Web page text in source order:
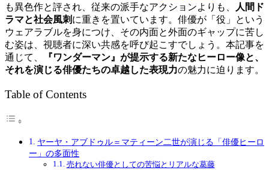
も異色作と評され、従来の派手なアクションよりも、
人間ド
ラマと社会風刺 に重きを置いています。俳優が「役」という
ウェアラブルを身につけ、その内面と外面のギャップに苦し
む姿は、視聴者に深い共感を呼び起こすでしょう。本記事を
通じて、
『ワンダーマン』が提示する新たなヒーロー像と、
それを演じる俳優たちの卓越した表現力の魅力に迫ります。
Table of Contents
ヤーヤ・アブドゥル＝マティーン二世が演じる「俳優ヒーロ
ー」の多面性
売れない俳優としての苦悩とリアルな葛藤